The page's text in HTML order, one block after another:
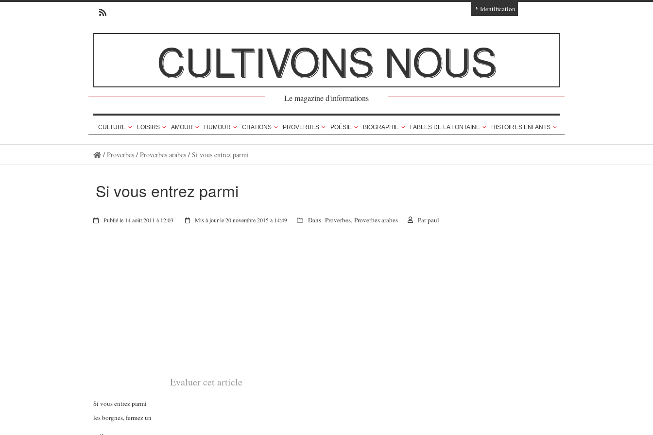
Identification
Ajout texte ou poème
CULTIVONS NOUS
Le magazine d'informations
CULTURE LOISIRS AMOUR HUMOUR CITATIONS PROVERBES POÉSIE BIOGRAPHIE FABLES DE LA FONTAINE HISTOIRES ENFANTS
/ Proverbes/ Proverbes arabes/ Si vous entrez parmi
Si vous entrez parmi
Publié le 14 août 2011 à 12:03 Mis à jour le 20 novembre 2015 à 14:49 Dans Proverbes, Proverbes arabes Parpaul
Evaluer cet article
Si vous entrez parmi
les borgnes, fermez un